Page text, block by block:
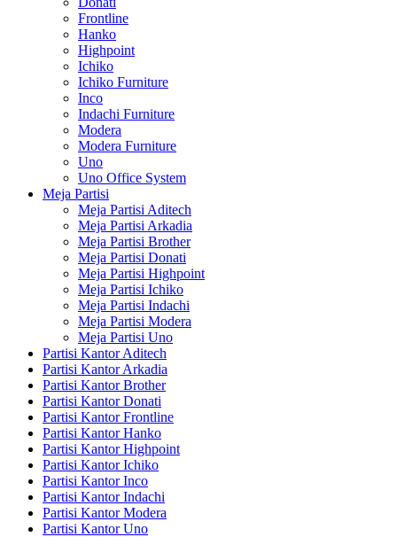
Frontline
Hanko
Highpoint
Ichiko
Ichiko Furniture
Inco
Indachi Furniture
Modera
Modera Furniture
Uno
Uno Office System
Meja Partisi
Meja Partisi Aditech
Meja Partisi Arkadia
Meja Partisi Brother
Meja Partisi Donati
Meja Partisi Highpoint
Meja Partisi Ichiko
Meja Partisi Indachi
Meja Partisi Modera
Meja Partisi Uno
Partisi Kantor Aditech
Partisi Kantor Arkadia
Partisi Kantor Brother
Partisi Kantor Donati
Partisi Kantor Frontline
Partisi Kantor Hanko
Partisi Kantor Highpoint
Partisi Kantor Ichiko
Partisi Kantor Inco
Partisi Kantor Indachi
Partisi Kantor Modera
Partisi Kantor Uno